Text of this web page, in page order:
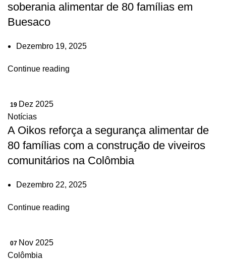
soberania alimentar de 80 famílias em
Buesaco
Dezembro 19, 2025
Continue reading
19 Dez 2025
Notícias
A Oikos reforça a segurança alimentar de
80 famílias com a construção de viveiros
comunitários na Colômbia
Dezembro 22, 2025
Continue reading
07 Nov 2025
Colômbia